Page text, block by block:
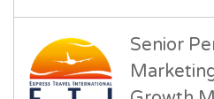
Senior